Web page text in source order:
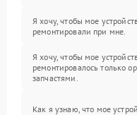
Я хочу, чтобы мое
ремонтировали при мне.
Я хочу, чтобы мое
ремонтировалось только
запчастями.
Как я узнаю, что мое